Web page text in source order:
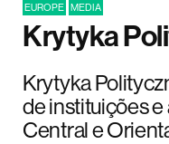
EUROPE MEDIA
Krytyka
Krytyka
de instituições
Central e